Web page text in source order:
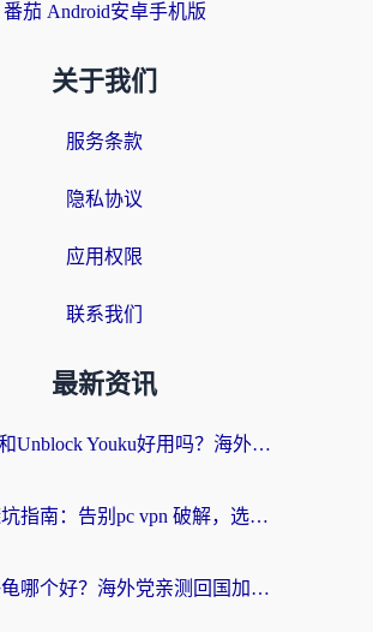
番茄 Android安卓手机版
关于我们
服务条款
隐私协议
应用权限
联系我们
最新资讯
ChickCN和Unblock Youku好用吗？海外党亲测3款回国加速器，附iOS免费选择指南
海外党避坑指南：告别pc vpn 破解，选对回国加速器轻松访问国内资源
穿梭和海龟哪个好？海外党亲测回国加速器，附电脑免费VPN推荐